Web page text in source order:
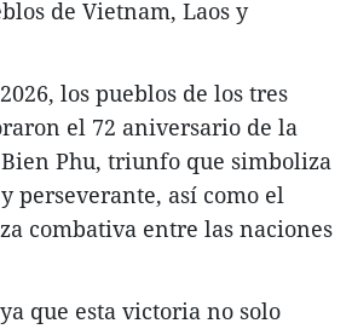
de Vietnam, Laos y
los pueblos de los tres
el 72 aniversario de la
Phu, triunfo que simboliza
perseverante, así como el
combativa entre las naciones
que esta victoria no solo